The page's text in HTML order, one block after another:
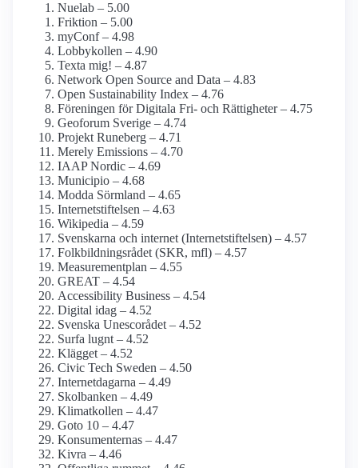
Nuelab – 5.00
Friktion – 5.00
myConf – 4.98
Lobbykollen – 4.90
Texta mig! – 4.87
Network Open Source and Data – 4.83
Open Sustainability Index – 4.76
Föreningen för Digitala Fri- och Rättigheter – 4.75
Geoforum Sverige – 4.74
Projekt Runeberg – 4.71
Merely Emissions – 4.70
IAAP Nordic – 4.69
Municipio – 4.68
Modda Sörmland – 4.65
Internet­stiftelsen – 4.63
Wikipedia – 4.59
Svenskarna och internet (Internetstiftelsen) – 4.57
Folkbildnings­rådet (SKR, mfl) – 4.57
Measurementplan – 4.55
GREAT – 4.54
Accessibility Business – 4.54
Digital idag – 4.52
Svenska Unescorådet – 4.52
Surfa lugnt – 4.52
Klägget – 4.52
Civic Tech Sweden – 4.50
Internetdagarna – 4.49
Skolbanken – 4.49
Klimatkollen – 4.47
Goto 10 – 4.47
Konsumenternas – 4.47
Kivra – 4.46